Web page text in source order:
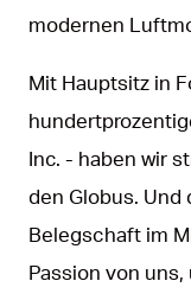
modernen
Mit Hauptsitz in
Inc. - haben wir
den Globus. Und
Belegschaft im
Passion von